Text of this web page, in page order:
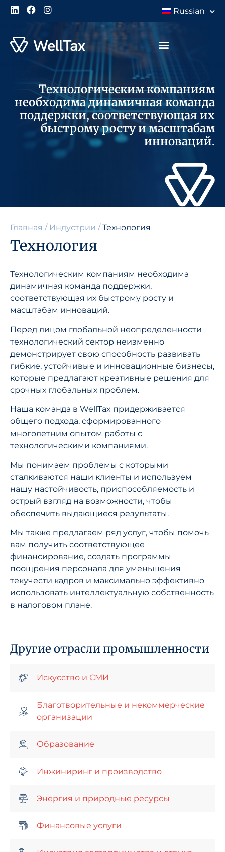
Russian
Технологическим компаниям
необходима динамичная команда
поддержки, соответствующая их
быстрому росту и масштабам
инноваций.
Главная / Индустрии /Технология
Технология
Технологическим компаниям необходима
динамичная команда поддержки,
соответствующая их быстрому росту и
масштабам инноваций.
Перед лицом глобальной неопределенности
технологический сектор неизменно
демонстрирует свою способность развивать
гибкие, устойчивые и инновационные бизнесы,
которые предлагают креативные решения для
срочных глобальных проблем.
Наша команда в WellTax придерживается
общего подхода, сформированного
многолетним опытом работы с
технологическими компаниями.
Мы понимаем проблемы с которыми
сталкиваются наши клиенты и используем
нашу настойчивость, приспособляемость и
острый взгляд на возможности, чтобы
обеспечить выдающиеся результаты.
Мы также предлагаем ряд услуг, чтобы помочь
вам получить соответствующее
финансирование, создать программы
поощрения персонала для уменьшения
текучести кадров и максимально эффективно
использовать интеллектуальную собственность
в налоговом плане.
Другие отрасли промышленности
Искусство и СМИ
Благотворительные и некоммерческие
организации
Образование
Инжиниринг и производство
Энергия и природные ресурсы
Финансовые услуги